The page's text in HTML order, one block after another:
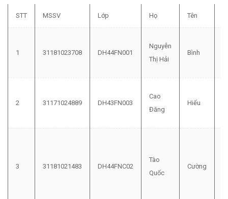
STT MSSV Lớp Họ Tên
1 31181023708 DH44FN001
Nguyễn
Thị Hải
Bình
2 31171024889 DH43FN003
Cao
Đăng
Hiếu
3 31181021483 DH44FNC02
Tào
Quốc
Cường